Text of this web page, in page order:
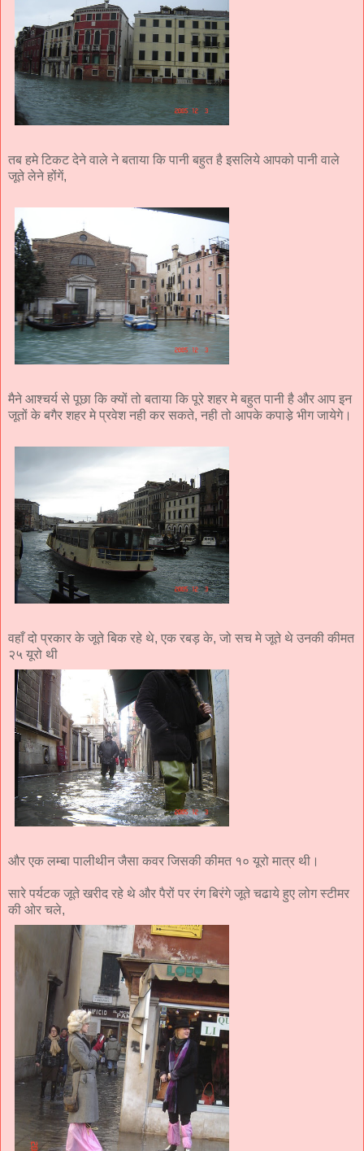
तब हमे टिकट देने वाले ने बताया कि पानी बहुत है इसलिये आपको पानी वाले
जूते लेने होंगें,
मैने आश्चर्य से पूछा कि क्यों तो बताया कि पूरे शहर मे बहुत पानी है और आप इन
जूतों के बगैर शहर मे प्रवेश नही कर सकते, नही तो आपके कपाडे़ भीग जायेगे।
वहाँ दो प्रकार के जूते बिक रहे थे, एक रबड़ के, जो सच मे जूते थे उनकी कीमत
२५ यूरो थी
और एक लम्बा पालीथीन जैसा कवर जिसकी कीमत १० यूरो मात्र थी।
सारे पर्यटक जूते खरीद रहे थे और पैरों पर रंग बिरंगे जूते चढाये हुए लोग स्टीमर
की ओर चले,